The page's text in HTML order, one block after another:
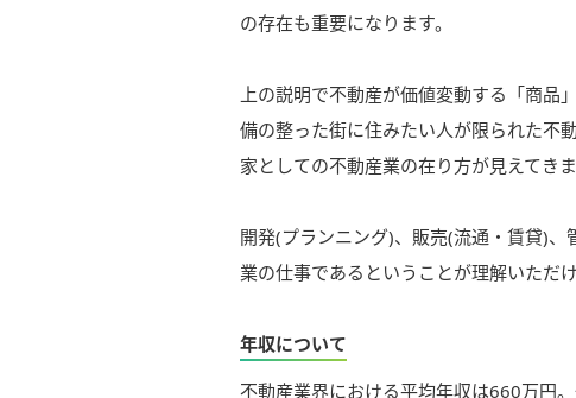
の存在も重要になります。
上の説明で不動産が価値変動する「商
備の整った街に住みたい人が限られた不
家としての不動産業の在り方が見えてきま
開発(プランニング)、販売(流通・賃貸)
業の仕事であるということが理解いただ
年収について
不動産業界における平均年収は660万円